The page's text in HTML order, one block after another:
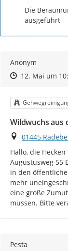
Die
ausgeführt
Anonym
Zeitpunkt des
Zeitpunkt des
12. Mai um
Kategorie
Wildwuchs aus
Ort
01445
Hallo, die
Augustusweg 55
in den
mehr
eine große
müssen. Bitte
Pesta